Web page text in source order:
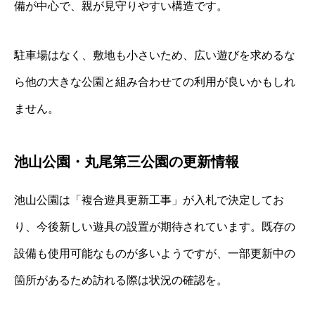
備が中心で、親が見守りやすい構造です。
駐車場はなく、敷地も小さいため、広い遊びを求めるな
ら他の大きな公園と組み合わせての利用が良いかもしれ
ません。
池山公園・丸尾第三公園の更新情報
池山公園は「複合遊具更新工事」が入札で決定してお
り、今後新しい遊具の設置が期待されています。既存の
設備も使用可能なものが多いようですが、一部更新中の
箇所があるため訪れる際は状況の確認を。